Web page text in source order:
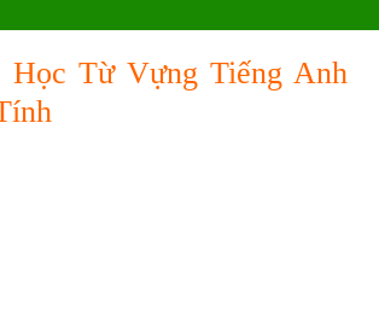
Học Từ Vựng Tiếng Anh